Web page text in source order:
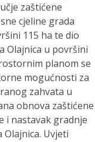
zaštićene
cjeline grada
115 ha te dio
Olajnica u površini
planom se
mogućnosti za
zahvata u
obnova zaštićene
i nastavak gradnje
Olajnica. Uvjeti